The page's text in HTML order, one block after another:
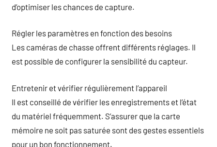
d’optimiser les chances de capture.
Régler les paramètres en fonction des besoins
Les caméras de chasse offrent différents réglages. Il
est possible de configurer la sensibilité du capteur.
Entretenir et vérifier régulièrement l’appareil
Il est conseillé de vérifier les enregistrements et l’état
du matériel fréquemment. S’assurer que la carte
mémoire ne soit pas saturée sont des gestes essentiels
pour un bon fonctionnement.